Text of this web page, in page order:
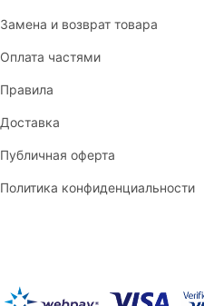
Замена и возврат товара
Оплата частями
Правила
Доставка
Публичная оферта
Политика конфиденциальности